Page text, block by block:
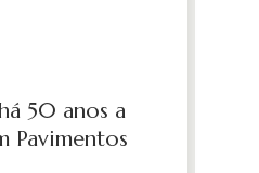
50 anos a
Pavimentos